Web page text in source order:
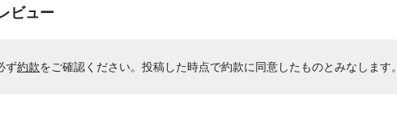
ビュー
ず約款をご確認ください。投稿した時点で約款に同意したものとみなします。